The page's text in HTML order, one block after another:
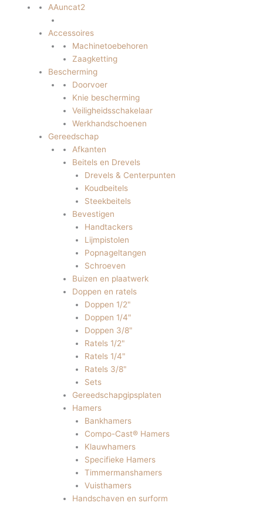
AAuncat2
Accessoires
Machinetoebehoren
Zaagketting
Bescherming
Doorvoer
Knie bescherming
Veiligheidsschakelaar
Werkhandschoenen
Gereedschap
Afkanten
Beitels en Drevels
Drevels & Centerpunten
Koudbeitels
Steekbeitels
Bevestigen
Handtackers
Lijmpistolen
Popnageltangen
Schroeven
Buizen en plaatwerk
Doppen en ratels
Doppen 1/2"
Doppen 1/4"
Doppen 3/8"
Ratels 1/2"
Ratels 1/4"
Ratels 3/8"
Sets
Gereedschapgipsplaten
Hamers
Bankhamers
Compo-Cast® Hamers
Klauwhamers
Specifieke Hamers
Timmermanshamers
Vuisthamers
Handschaven en surform